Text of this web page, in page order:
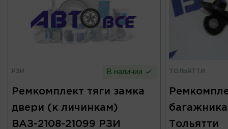
РЗИ В наличии
Ремкомплект тяги замка
двери (к личинкам)
ВАЗ-2108-21099 РЗИ
ТОЛЬЯТТИ
багажника
Тольятти